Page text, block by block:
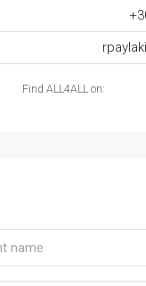
Find ALL4ALL on: